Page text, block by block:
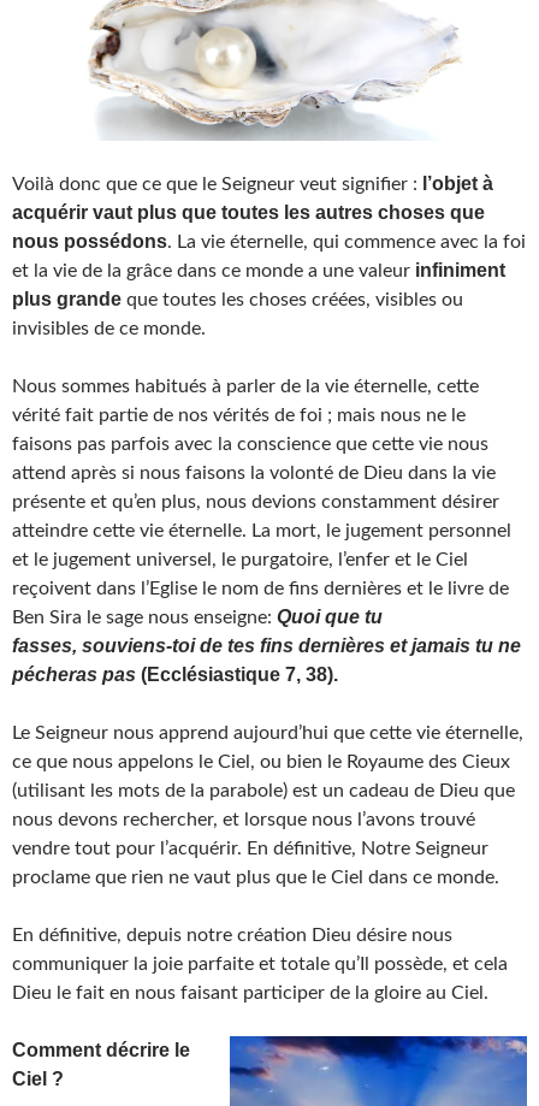
Voilà donc que ce que le Seigneur veut signifier :
l’objet à
acquérir vaut plus que toutes les autres choses que
nous possédons. La vie éternelle, qui commence avec la foi
et la vie de la grâce dans ce monde a une valeur infiniment
plus grande que toutes les choses créées, visibles ou
invisibles de ce monde.
Nous sommes habitués à parler de la vie éternelle, cette
vérité fait partie de nos vérités de foi ; mais nous ne le
faisons pas parfois avec la conscience que cette vie nous
attend après si nous faisons la volonté de Dieu dans la vie
présente et qu’en plus, nous devions constamment désirer
atteindre cette vie éternelle. La mort, le jugement personnel
et le jugement universel, le purgatoire, l’enfer et le Ciel
reçoivent dans l’Eglise le nom de fins dernières et le livre de
Ben Sira le sage nous enseigne: Quoique tu
fasses, souviens-toi de tes fins dernières et jamais tu ne
pécheras pas (Ecclésiastique 7, 38).
Le Seigneur nous apprend aujourd’hui que cette vie éternelle,
ce que nous appelons le Ciel, ou bien le Royaume des Cieux
(utilisant les mots de la parabole) est un cadeau de Dieu que
nous devons rechercher, et lorsque nous l’avons trouvé
vendre tout pour l’acquérir. En définitive, Notre Seigneur
proclame que rien ne vaut plus que le Ciel dans ce monde.
En définitive, depuis notre création Dieu désire nous
communiquer la joie parfaite et totale qu’Il possède, et cela
Dieu le fait en nous faisant participer de la gloire au Ciel.
Comment décrire le
Ciel ?